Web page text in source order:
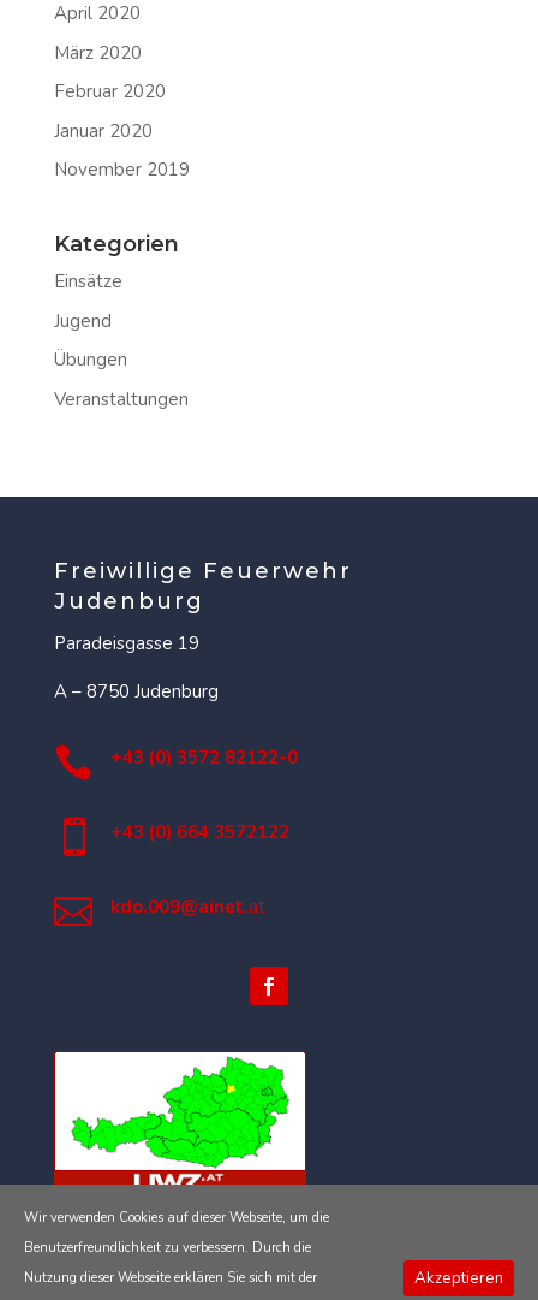
April 2020
März 2020
Februar 2020
Januar 2020
November 2019
Kategorien
Einsätze
Jugend
Übungen
Veranstaltungen
Freiwillige Feuerwehr
Judenburg
Paradeisgasse 19
A – 8750 Judenburg
 +43 (0) 3572 82122-0
 +43 (0) 664 3572122
 kdo.009@ainet.at
Impressum
Wir verwenden Cookies auf dieser Webseite, um die
Benutzerfreundlichkeit zu verbessern. Durch die
Nutzung dieser Webseite erklären Sie sich mit der
Akzeptieren